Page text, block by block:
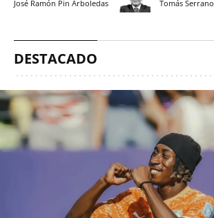
José Ramón Pin Arboledas Tomás Serrano
DESTACADO